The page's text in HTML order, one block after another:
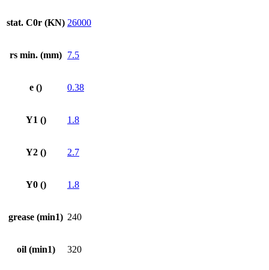
stat. C0r (KN) 26000
rs min. (mm) 7.5
e () 0.38
Y1 () 1.8
Y2 () 2.7
Y0 () 1.8
grease (min1) 240
oil (min1) 320